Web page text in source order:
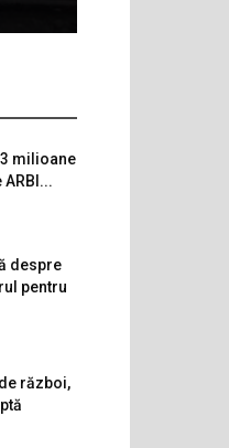
milioane
despre
pentru
război,